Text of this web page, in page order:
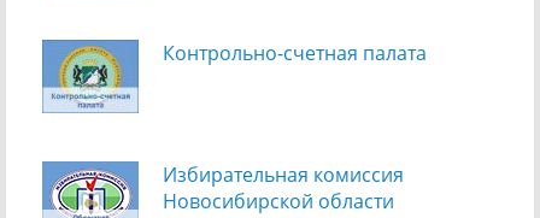
Контрольно-счетная палата
Избирательная комиссия
Новосибирской области